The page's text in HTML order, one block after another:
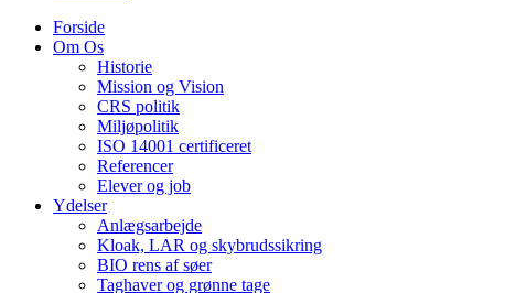
Forside
Om Os
Historie
Mission og Vision
CRS politik
Miljøpolitik
ISO 14001 certificeret
Referencer
Elever og job
Ydelser
Anlægsarbejde
Kloak, LAR og skybrudssikring
BIO rens af søer
Taghaver og grønne tage